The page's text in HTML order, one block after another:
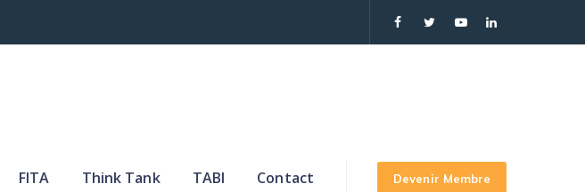
Devenir Membre
FITA Think Tank TABI Contact